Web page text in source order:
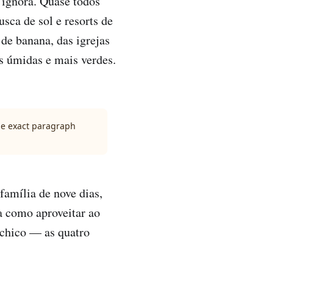
de sol e resorts de
banana, das igrejas
úmidas e mais verdes.
exact paragraph
de nove dias,
como aproveitar ao
— as quatro